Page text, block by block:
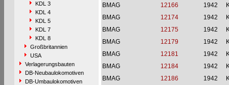
KDL 3
KDL 4
KDL 5
KDL 7
KDL 8
Großbritannien
USA
Verlagerungsbauten
DB-Neubaulokomotiven
DB-Umbaulokomotiven
BMAG
12166 1942
BMAG
12174 1942
BMAG
12175 1942
BMAG
12179 1942
BMAG
12181 1942
BMAG
12184 1942
BMAG
12186 1942